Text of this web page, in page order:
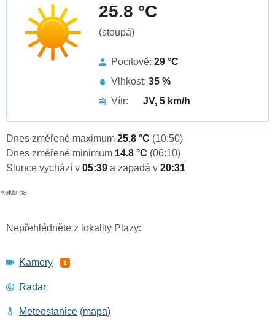
25.8 °C
(stoupá)
Pocitově: 29 °C
Vlhkost: 35 %
Vítr:
JV, 5 km/h
Dnes změřené maximum 25.8 °C (10:50)
Dnes změřené minimum 14.8 °C (06:10)
Slunce vychází v 05:39 a zapadá v 20:31
Nepřehlédněte z lokality Plazy:
Kamery 1
Radar
Meteostanice (mapa)